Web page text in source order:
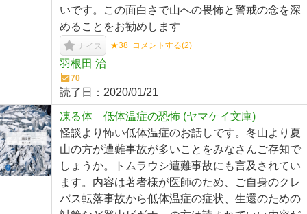
いです。この面白さで山への畏怖と警戒の念を深
めることをお勧めします
ナイス ★38 コメントする(2)
羽根田 治
70
読了日： 2020/01/21
凍る体 低体温症の恐怖 (ヤマケイ文庫)
怪談より怖い低体温症のお話しです。冬山より夏
山の方が遭難事故が多いことをみなさんご存知で
しょうか。トムラウシ遭難事故にも言及されてい
ます。内容は著者様が医師のため、ご自身のクレ
バス転落事故から低体温症の症状、生還のための